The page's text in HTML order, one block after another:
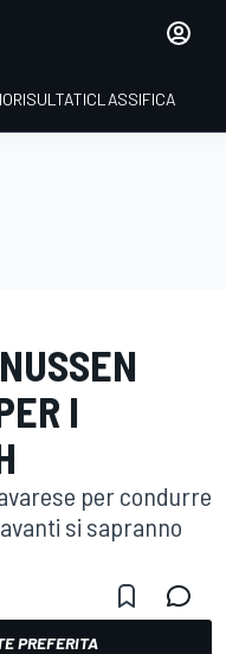
RISULTATICLASSIFICA
I
per condurre
si sapranno
PREFERITA